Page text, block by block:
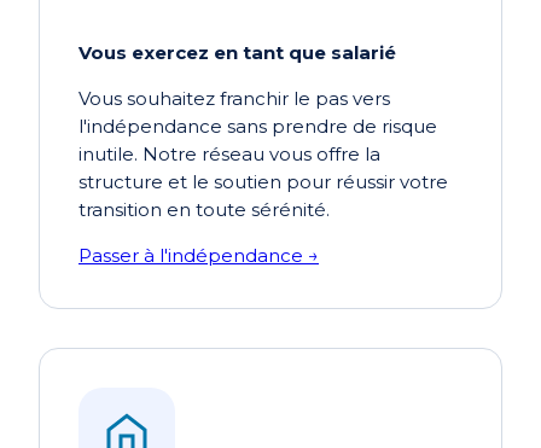
Vous exercez en tant que salarié
Vous souhaitez franchir le pas vers
l'indépendance sans prendre de risque
inutile. Notre réseau vous offre la
structure et le soutien pour réussir votre
transition en toute sérénité.
Passer à l'indépendance →